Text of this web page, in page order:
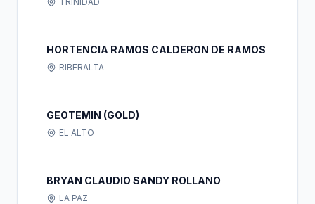
HORTENCIA RAMOS CALDERON DE RAMOS
RIBERALTA
GEOTEMIN (GOLD)
EL ALTO
BRYAN CLAUDIO SANDY ROLLANO
LA PAZ